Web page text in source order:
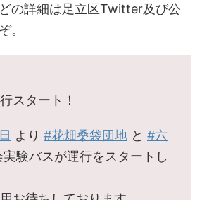
の詳細は足立区Twitter及び公
。
スタート！
より #花畑桑袋団地 と #六
実験バスが運行をスタートし